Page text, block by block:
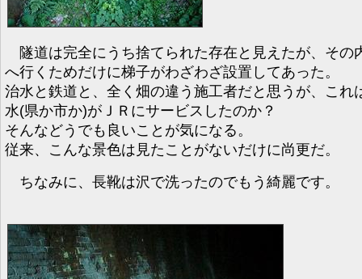
隧道は完全にうち捨てられた存在と見えたが、その
へ行くためだけに梯子がわざわざ設置してあった。
治水と鉄道と、全く畑の違う施工者だと思うが、これ
水(県か市か)がＪＲにサービスしたのか？
そんなどうでも良いことが気になる。
従来、こんな景色は見たことがないだけに尚更だ。
ちなみに、長靴は沢で洗ったのでもう綺麗です。